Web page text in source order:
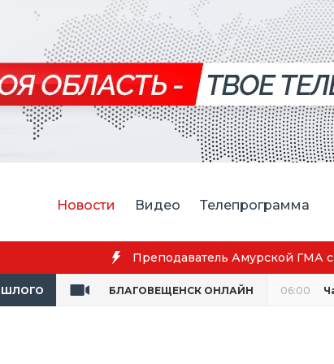
Новости Видео Телепрограмма
Преподаватель Амурской ГМА
БЛАГОВЕЩЕНСК ОНЛАЙН 06:00